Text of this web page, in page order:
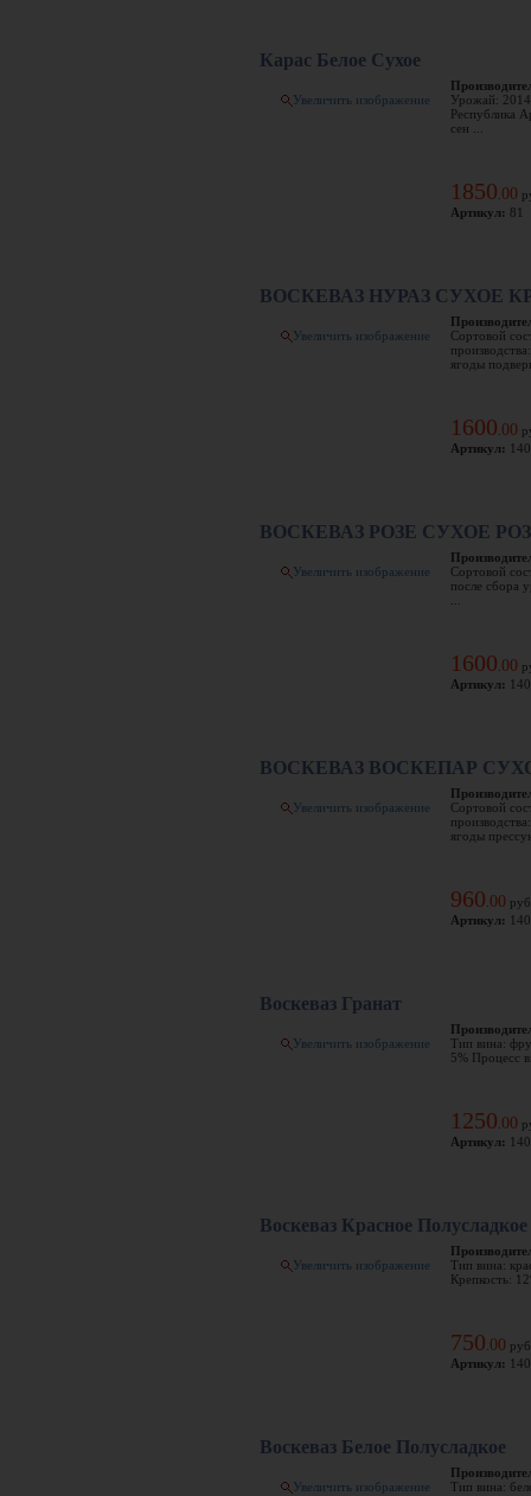
Карас Белое Сухое
Увеличить изображение
Урожай:
Республика
сен ...
1850 00
Артикул: 81
ВОСКЕВАЗ НУРАЗ СУХОЕ
Увеличить изображение
Сортовой
ягоды
1600 00
Артикул:
ВОСКЕВАЗ РОЗЕ СУХОЕ
Увеличить изображение
Сортовой
после сбора
1600 00
Артикул:
ВОСКЕВАЗ ВОСКЕПАР
Увеличить изображение
Сортовой
ягоды
960 00
Артикул:
Воскеваз Гранат
Увеличить изображение
Тип вина:
5% Процесс
1250 00
Артикул:
Воскеваз Красное Полусладкое
Увеличить изображение
Тип вина:
Крепкость:
750 00
Артикул:
Воскеваз Белое Полусладкое
Увеличить изображение
Тип вина: